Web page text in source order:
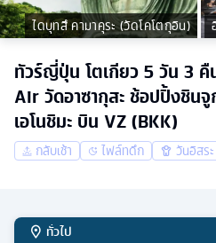
ไดบุทสึ คามาคุระ (วัดโคโตกุอิน)
ทัวร์ญี่ปุ่น โตเกียว 5 วัน 3
Air วัดอาซากุสะ ช้อปปิ้งชิน
เอโนชิมะ บิน VZ (BKK)
กลับเช้า ไฟล์ทดึก วันอิสระ
ทั่วไป